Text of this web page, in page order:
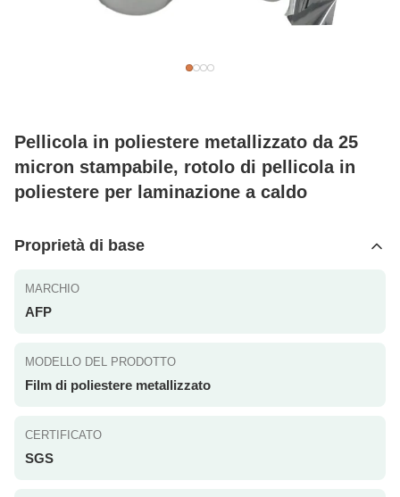
Pellicola in poliestere metallizzato da 25
micron stampabile, rotolo di pellicola in
poliestere per laminazione a caldo
Proprietà di base
MARCHIO
AFP
MODELLO DEL PRODOTTO
Film di poliestere metallizzato
CERTIFICATO
SGS